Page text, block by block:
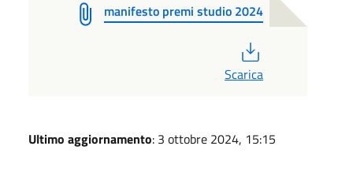
manifesto premi studio 2024
Scarica
Ultimo aggiornamento: 3 ottobre 2024, 15:15